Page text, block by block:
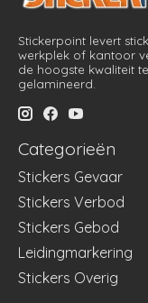
Stickerpoint levert
werkplek of kantoor
de hoogste kwaliteit
gelamineerd.
Categorieën
Stickers Gevaar
Stickers Verbod
Stickers Gebod
Leidingmarkering
Stickers Overig